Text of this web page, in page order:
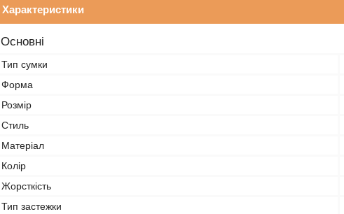
Характеристики
Основні
Тип сумки
Форма
Розмір
Стиль
Матеріал
Колір
Жорсткість
Тип застежки